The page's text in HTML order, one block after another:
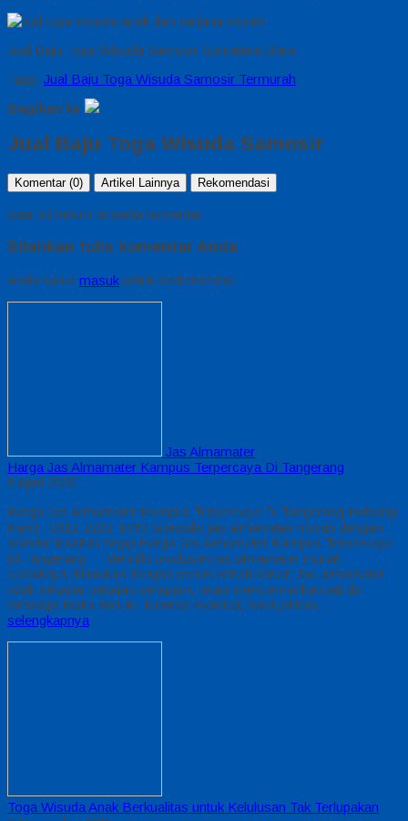
Jual Baju Toga Wisuda Samosir Sumatera Utara
Tags: Jual Baju Toga Wisuda Samosir Termurah
Bagikan ke
Jual Baju Toga Wisuda Samosir
Komentar (0) Artikel Lainnya Rekomendasi
Saat ini belum tersedia komentar.
Silahkan tulis komentar Anda
Anda harus masuk untuk berkomentar.
Jas Almamater
Harga Jas Almamater Kampus Terpercaya Di Tangerang
8 April 2026
Harga Jas Almamater Kampus Terpercaya Di Tangerang Hubungi
Kami : 0812-2282-1060 Spesialis jas almamater murah dengan
standar kualitas tinggi Harga Jas Almamater Kampus Terpercaya
Di Tangerang – Memilih produsen jas almamater murah
sebaiknya dilakukan dengan penuh kehati-hatian Jas almamater
tidak sekadar pakaian seragam, tetapi mencerminkan jati diri
lembaga Maka dari itu, kualitas material, hasil jahitan…
selengkapnya
Toga Wisuda Anak Berkualitas untuk Kelulusan Tak Terlupakan